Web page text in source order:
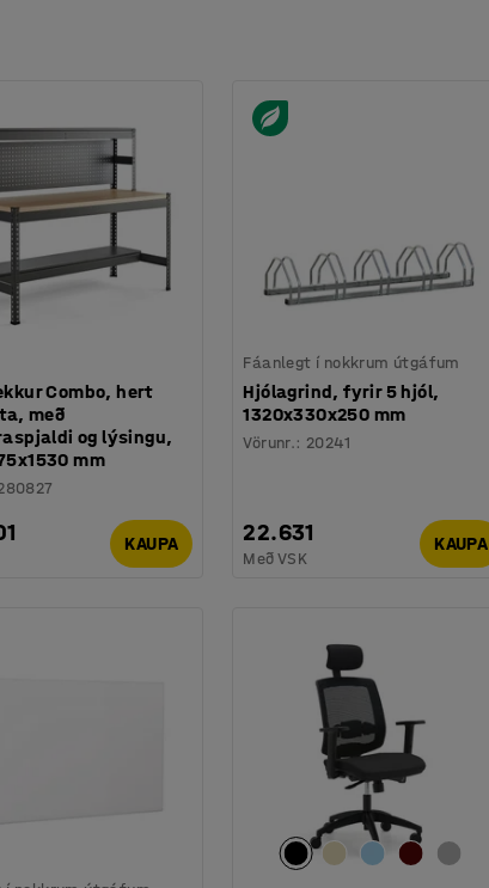
Combo, hert
með
og lýsingu,
mm
KAUPA
Fáanlegt í nokkrum útgáfum
Hjólagrind, fyrir 5 hjól,
1320x330x250 mm
Vörunr.: 20241
22.631
Með VSK
KAUPA